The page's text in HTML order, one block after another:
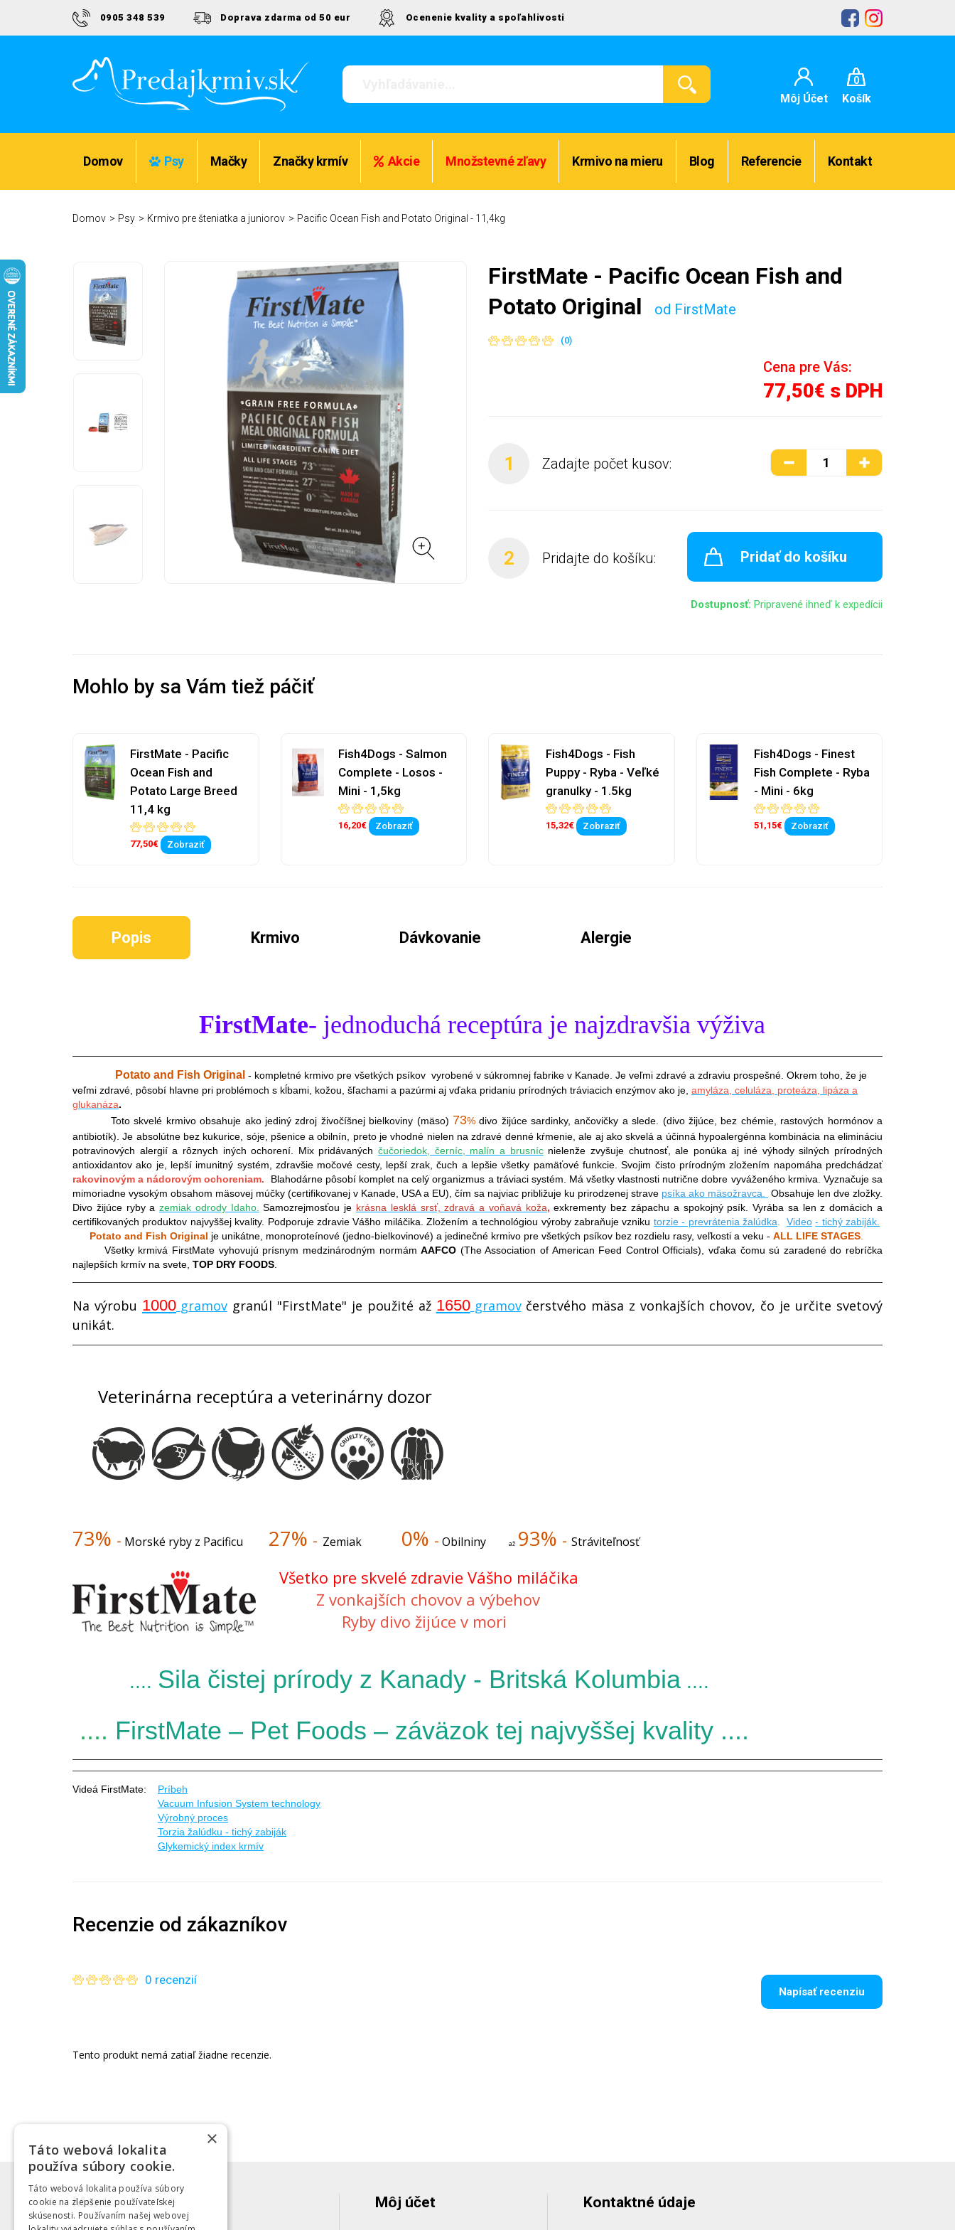
0905 348 539 Doprava zdarma od 50 eur Ocenenie kvality a spoľahlivosti
Môj Účet Košík
0
Domov Psy Mačky Značky krmív Akcie Množstevné zľavy Krmivo na mieru Blog Referencie Kontakt
Domov Psy Krmivo pre šteniatka a juniorov Pacific Ocean Fish and Potato Original - 11,4kg
FirstMate - Pacific Ocean Fish and
Potato Original
od FirstMate
(0)
Cena pre Vás:
77,50€ s DPH
1 Zadajte počet kusov:
2 Pridajte do košíku: Pridať do košíku
Dostupnosť: Pripravené ihneď k expedícii
Mohlo by sa Vám tiež páčiť
FirstMate - Pacific
Ocean Fish and
Potato Large Breed
11,4 kg
77,50€ Zobraziť
Fish4Dogs - Salmon
Complete - Losos -
Mini - 1,5kg
16,20€ Zobraziť
Fish4Dogs - Fish
Puppy - Ryba - Veľké
granulky - 1.5kg
15,32€ Zobraziť
Fish4Dogs - Finest
Fish Complete - Ryba
- Mini - 6kg
51,15€ Zobraziť
Popis Krmivo Dávkovanie Alergie
FirstMate- jednoduchá receptúra je najzdravšia výživa
Potato and Fish Original - kompletné krmivo pre všetkých psíkov vyrobené v súkromnej fabrike v Kanade. Je veľmi zdravé a zdraviu prospešné. Okrem toho, že je
veľmi zdravé, pôsobí hlavne pri problémoch s kĺbami, kožou, šľachami a pazúrmi aj vďaka pridaniu prírodných tráviacich enzýmov ako je, amyláza, celuláza, proteáza, lipáza a
glukanáza.
Toto skvelé krmivo obsahuje ako jediný zdroj živočíšnej bielkoviny (mäso) 73%divo žijúce sardinky, ančovičky a slede. (divo žijúce, bez chémie, rastových hormónov a
antibiotík). Je absolútne bez kukurice, sóje, pšenice a obilnín, preto je vhodné nielen na zdravé denné kŕmenie, ale aj ako skvelá a účinná hypoalergénna kombinácia na elimináciu
potravinových alergií a rôznych iných ochorení. Mix pridávaných čučoriedok, černíc, malín a brusnícnielenže zvyšuje chutnosť, ale ponúka aj iné výhody silných prírodných
antioxidantov ako je, lepší imunitný systém, zdravšie močové cesty, lepší zrak, čuch a lepšie všetky pamäťové funkcie. Svojim čisto prírodným zložením napomáha predchádzať
rakovinovým a nádorovým ochoreniam.
Blahodárne pôsobí komplet na celý organizmus a tráviaci systém. Má všetky vlastnosti nutrične dobre vyváženého krmiva. Vyznačuje sa
mimoriadne vysokým obsahom mäsovej múčky (certifikovanej v Kanade, USA a EU), čím sa najviac približuje ku prirodzenej strave psíka ako mäsožravca.
Obsahuje len dve zložky.
Divo žijúce ryby azemiak odrody Idaho. Samozrejmosťou je krásna lesklá srsť, zdravá a voňavá koža, exkrementy bez zápachu a spokojný psík. Vyrába sa len z domácich a
certifikovaných produktov najvyššej kvality. Podporuje zdravie Vášho miláčika.Zložením a technológiou výroby zabraňuje vzniku torzie - prevrátenia žalúdka Video - tichý zabiják.
Potato and Fish Original je unikátne, monoproteínové (jedno-bielkovinové) a jedinečné krmivo pre všetkých psíkov bez rozdielu rasy, veľkosti a veku - ALL LIFE STAGES
Všetky krmivá FirstMate vyhovujú prísnym medzinárodným normám AAFCO (The Association of American Feed Control Officials), vďaka čomu sú zaradené do rebríčka
najlepších krmív na svete, TOP DRY FOODS
Na výrobu 1000 gramovgranúl "FirstMate" je použité až 1650 gramovčerstvého mäsa z vonkajších chovov, čo je určite svetový
unikát.
Veterinárna receptúra a veterinárny dozor
73% - Morské ryby z Pacificu 27% - Zemiak 0% - Obilniny až 93% - Stráviteľnosť
Všetko pre skvelé zdravie Vášho miláčika
Z vonkajších chovov a výbehov
Ryby divo žijúce v mori
.... Sila čistej prírody z Kanady - Britská Kolumbia ....
.... FirstMate – Pet Foods – záväzok tej najvyššej kvality ....
Videá FirstMate: Príbeh
Vacuum Infusion System technology
Výrobný proces
Torzia žalúdku - tichý zabiják
Glykemický index krmív
Recenzie od zákazníkov
0 recenzií
Napísať recenziu
Tento produkt nemá zatiaľ žiadne recenzie.
Menu Môj účet Kontaktné údaje
×
Táto webová lokalita
používa súbory cookie.
Táto webová lokalita používa súbory
cookie na zlepšenie používateľskej
skúsenosti. Používaním našej webovej